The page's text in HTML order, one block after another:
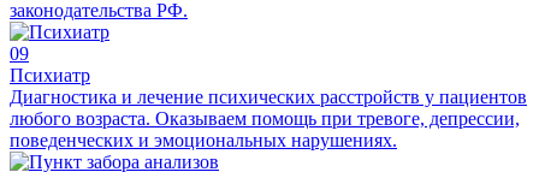
законодательства РФ.
09
Психиатр
Диагностика и лечение психических расстройств у пациентов
любого возраста. Оказываем помощь при тревоге, депрессии,
поведенческих и эмоциональных нарушениях.